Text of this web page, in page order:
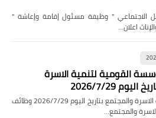
" وظيفة مسئول إقامة وإعاشة "
لتنمية الاسرة
29
وظائف المؤسسة القومية لتنمية الاسرة والمجتمع بتاريخ اليوم 2026/7/29 وظائف